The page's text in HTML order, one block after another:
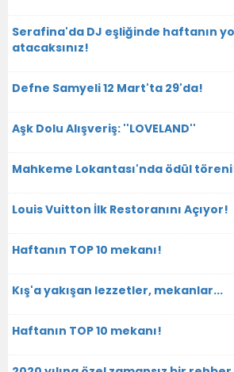
Serafina'da DJ eşliğinde haftanın
atacaksınız!
Defne Samyeli 12 Mart'ta 29'da!
Aşk Dolu Alışveriş: ''LOVELAND''
Mahkeme Lokantası'nda ödül
Louis Vuitton İlk Restoranını Açıyor!
Haftanın TOP 10 mekanı!
Kış'a yakışan lezzetler, mekanlar...
Haftanın TOP 10 mekanı!